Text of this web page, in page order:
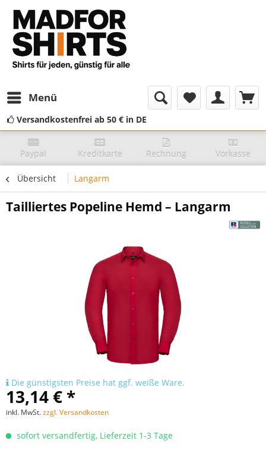
Menü
Versandkostenfrei ab 50 € in DE
Paypal Kreditkarte Rechnung Vorkasse
Übersicht Langarm
Tailliertes Popeline Hemd – Langarm
Die günstigsten Preise hat ggf. weiße Ware.
13,14 € *
inkl. MwSt.zzgl. Versandkosten
sofort versandfertig, Lieferzeit 1-3 Tage